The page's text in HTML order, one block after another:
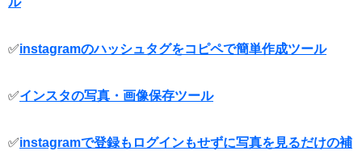
✅instagramのハッシュタグをコピペで簡単作成ツール
✅インスタの写真・画像保存ツール
✅instagramで登録もログインもせずに写真を見るだけの補